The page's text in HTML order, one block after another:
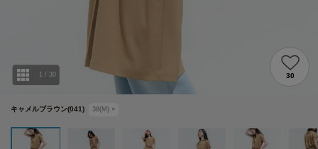
キャメルブラウン(041) 38(M) ×
1 / 30 30